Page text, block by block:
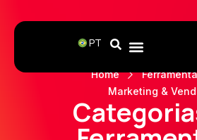
PT
Home
Marketing &